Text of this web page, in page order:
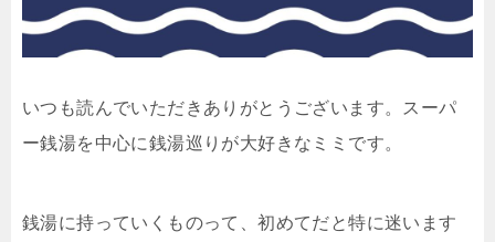
いつも読んでいただきありがとうございます。スーパ
ー銭湯を中心に銭湯巡りが大好きなミミです。
銭湯に持っていくものって、初めてだと特に迷います